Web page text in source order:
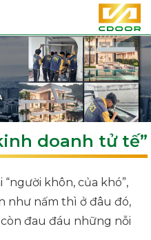
doanh tử tế”
“người khôn, của khó”,
như nấm thì ở đâu đó,
đau đáu những nỗi